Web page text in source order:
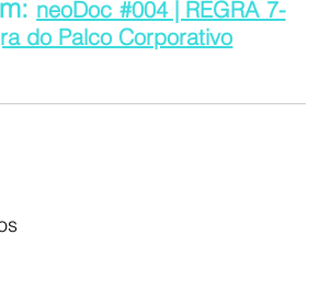
neoDoc #004 | REGRA 7-
do Palco Corporativo